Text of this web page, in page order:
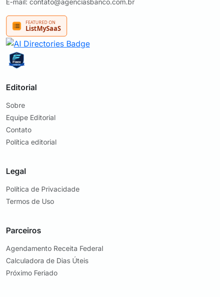
E-mail: contato@agenciasbanco.com.br
Editorial
Sobre
Equipe Editorial
Contato
Política editorial
Legal
Política de Privacidade
Termos de Uso
Parceiros
Agendamento Receita Federal
Calculadora de Dias Úteis
Próximo Feriado